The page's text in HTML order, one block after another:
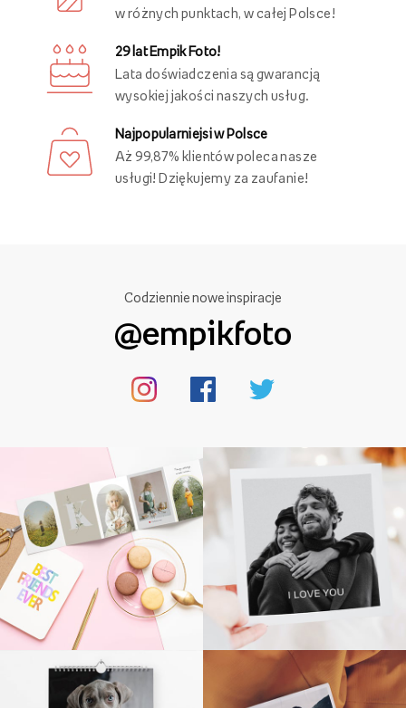
w różnych punktach, w całej Polsce!
29 lat Empik Foto!
Lata doświadczenia są gwarancją
wysokiej jakości naszych usług.
Najpopularniejsi w Polsce
Aż 99,87% klientów poleca nasze
usługi! Dziękujemy za zaufanie!
Codziennie nowe inspiracje
@empikfoto